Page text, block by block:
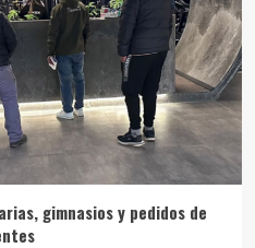
gimnasios y pedidos de